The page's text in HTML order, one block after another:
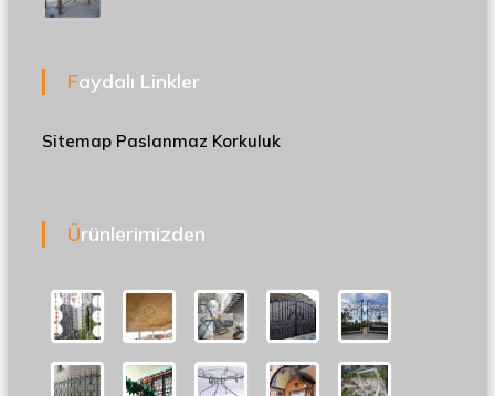
Faydalı Linkler
Sitemap Paslanmaz Korkuluk
Ürünlerimizden